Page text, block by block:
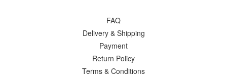
FAQ
Delivery & Shipping
Payment
Return Policy
Terms & Conditions